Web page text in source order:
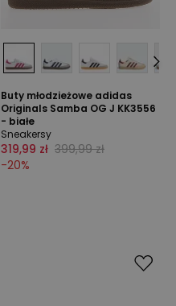
Buty młodzieżowe adidas
Originals Samba OG J KK3556
- białe
Sneakersy
319,99 zł 399,99 zł
-20%